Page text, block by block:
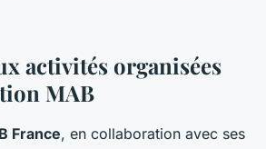
activités organisées
MAB
France, en collaboration avec ses